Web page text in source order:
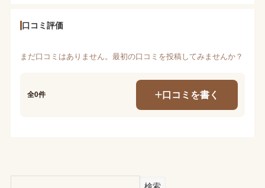
口コミ評価
まだ口コミはありません。最初の口コミを投稿してみませんか？
全0件 口コミを書く
検索